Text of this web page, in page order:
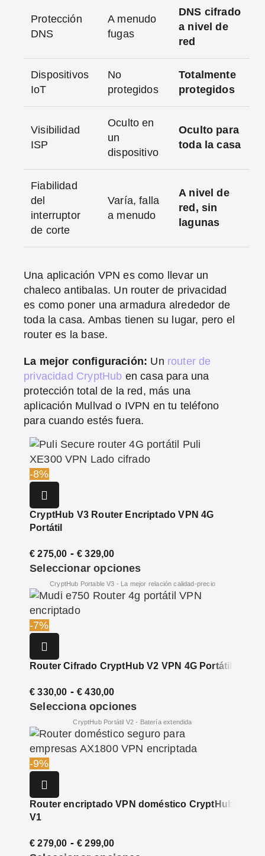
Protección
DNS
A menudo
fugas
DNS cifrado
a nivel de
red
Dispositivos
IoT
No
protegidos
Totalmente
protegidos
Visibilidad
ISP
Oculto en
un
dispositivo
Oculto para
toda la casa
Fiabilidad
del
interruptor
de corte
Varía, falla
a menudo
A nivel de
red, sin
lagunas
Una aplicación VPN es como llevar un
chaleco antibalas. Un router de privacidad
es como poner una armadura alrededor de
toda la casa. Ambas tienen su lugar, pero el
router es la base.
La mejor configuración: Un router de
privacidad CryptHub en casa para una
protección total de la red, más una
aplicación Mullvad o IVPN en tu teléfono
para cuando estés fuera.
-8%
CryptHub V3 Router Encriptado VPN 4G
Portátil
€ 275,00 - € 329,00
Seleccionar opciones
-7%
Router Cifrado CryptHub V2 VPN 4G Portátil
€ 330,00 - € 430,00
Selecciona opciones
-9%
Router encriptado VPN doméstico CryptHub
V1
€ 279,00 - € 299,00